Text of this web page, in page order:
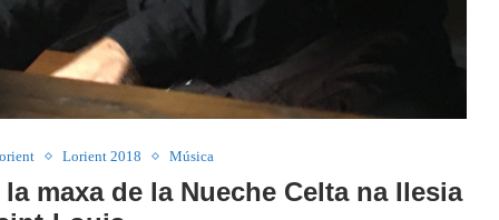
Lorient 2018 Música
maxa de la Nueche Celta na Ilesia